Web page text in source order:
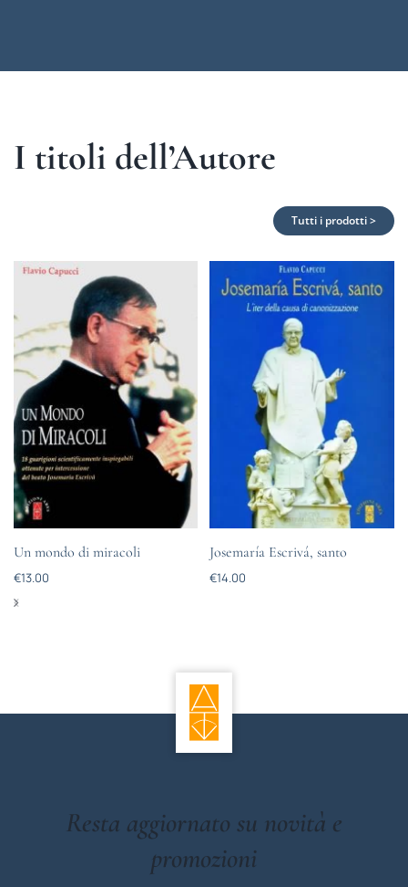
I titoli dell’Autore
Tutti i prodotti >
Un mondo di miracoli
€13.00
Josemaría Escrivá, santo
€14.00
Resta aggiornato su novità e
promozioni